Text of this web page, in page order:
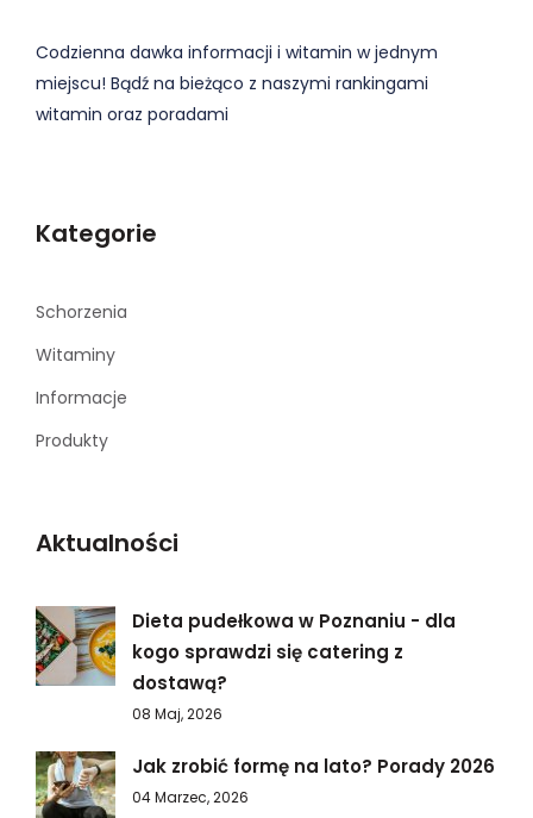
Codzienna dawka informacji i witamin w jednym
miejscu! Bądź na bieżąco z naszymi rankingami
witamin oraz poradami
Kategorie
Schorzenia
Witaminy
Informacje
Produkty
Aktualności
Dieta pudełkowa w Poznaniu - dla
kogo sprawdzi się catering z
dostawą?
08 Maj, 2026
Jak zrobić formę na lato? Porady 2026
04 Marzec, 2026